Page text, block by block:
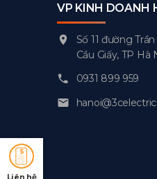
Liên hệ
VP KINH DOANH
Số 11 đường
Cầu Giấy, TP Hà
0931 899 959